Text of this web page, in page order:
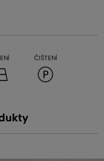
ČIŠTENÍ